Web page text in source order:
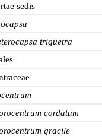
sedis
triquetra
cordatum
gracile